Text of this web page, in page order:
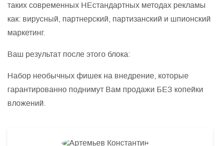
таких современных НЕстандартных методах рекламы
как: вирусный, партнерский, партизанский и шпионский
маркетинг.
Ваш результат после этого блока:
Набор необычных фишек на внедрение, которые
гарантированно поднимут Вам продажи БЕЗ копейки
вложений.